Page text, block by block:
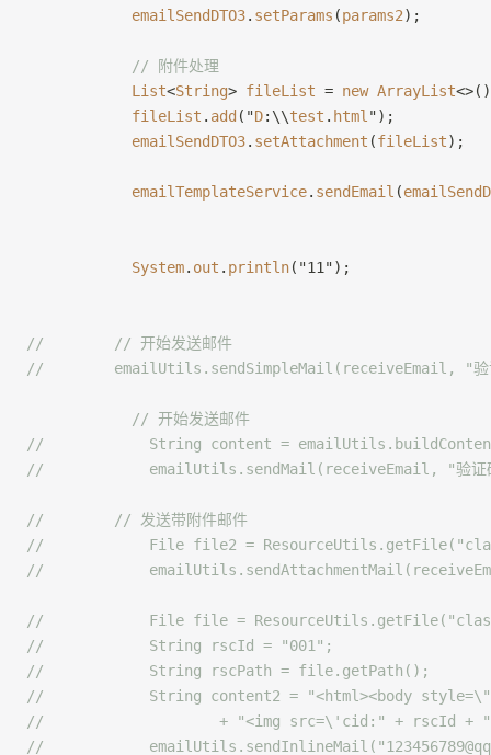
            emailSendDTO3
. setParams (params2);
            // 附件处理
            List
<String> fileList = new ArrayList
            fileList
. add ("D:\\test . html ");
            emailSendDTO3
. setAttachment (fileList);
            emailTemplateService
. sendEmail (
            System
. out . println("11");
//        // 开始发送邮件
//        emailUtils.sendSimpleMail(receiveEmail, "验
            // 开始发送邮件
//            String content =
//            emailUtils.sendMail(receiveEmail, "验证
//        // 发送带附件邮件
//            File file2 =
//
//            File file =
//            String rscId = "001";
//            String rscPath = file.getPath();
//            String content2 = "<html><body
//                    + "<img src=\'cid:" + rscId +
//